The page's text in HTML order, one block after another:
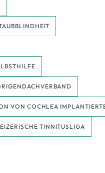
VON COCHLEA
TINNITUSLIGA